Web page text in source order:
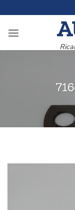
ai
contenuti